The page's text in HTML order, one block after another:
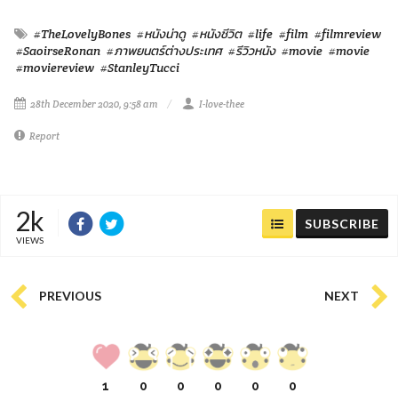
#TheLovelyBones #หนังน่าดู #หนังชีวิต #life #film #filmreview
#SaoirseRonan #ภาพยนตร์ต่างประเทศ #รีวิวหนัง #movie #movie
#moviereview #StanleyTucci
28th December 2020, 9:58 am I-love-thee
Report
2k
VIEWS
SUBSCRIBE
PREVIOUS NEXT
1 0 0 0 0 0